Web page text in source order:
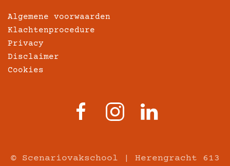
Algemene voorwaarden
Klachtenprocedure
Privacy
Disclaimer
Cookies
© Scenariovakschool | Herengracht 613